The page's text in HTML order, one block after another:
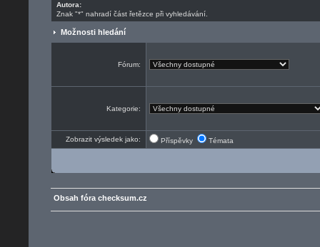
Autora:
Znak "*" nahradí část řetězce při vyhledávání.
Možnosti hledání
Fórum:
Kategorie:
Zobrazit výsledek jako: Příspěvky Témata
Obsah fóra checksum.cz